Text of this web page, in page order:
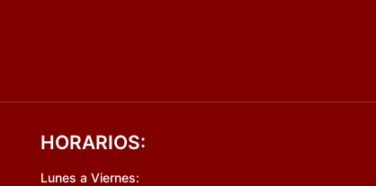
HORARIOS:
Lunes a Viernes: